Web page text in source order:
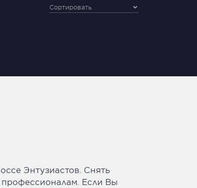
Сортировать
Энтузиастов. Снять
профессионалам. Если Вы